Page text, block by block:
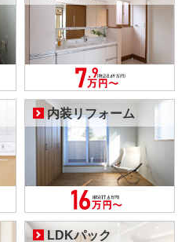
内装リフォーム
LDKパック